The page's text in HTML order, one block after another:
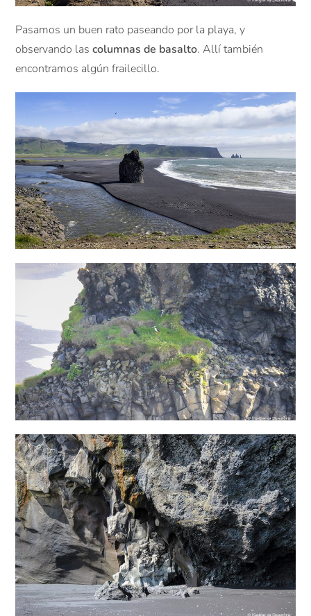
Pasamos un buen rato paseando por la playa, y
observando lascolumnas de basalto. Allí también
encontramos algún frailecillo.